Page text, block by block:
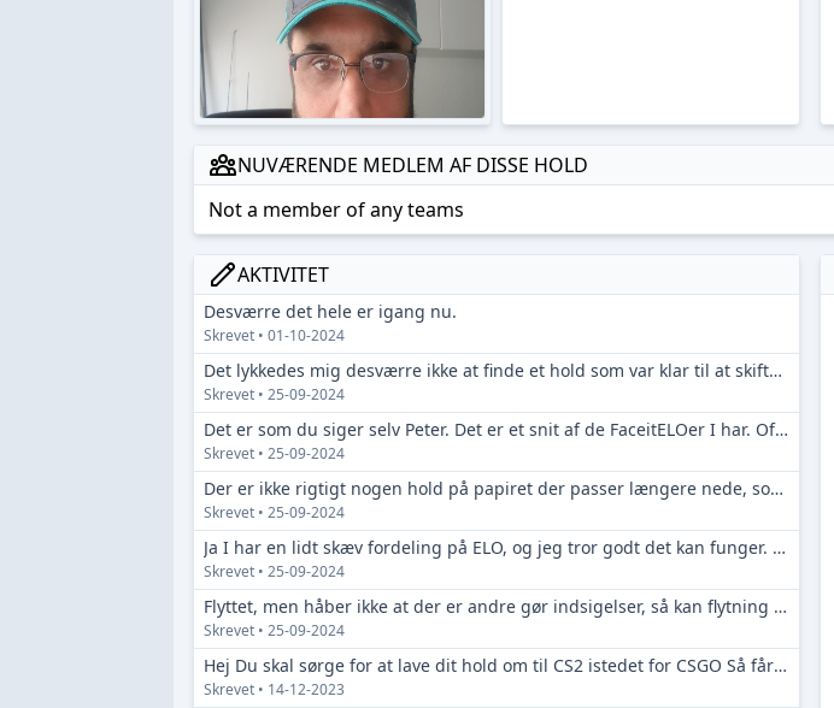
NUVÆRENDE MEDLEM AF DISSE HOLD
Not a member of any teams
AKTIVITET
Desværre det hele er igang nu.
Skrevet • 01-10-2024
Det lykkedes mig desværre ikke at finde et hold som var klar til at skifte i denne omgang :-(
Skrevet • 25-09-2024
Det er som du siger selv Peter. Det er et snit af de FaceitELOer I har. Oftest bliver snittet rykket lidt fordi man har en eller 2 spillere med høj elo. Og omvendt kan der også være spillere med eloer der trækker længere ned, end det som holdet selv opfatter sig som. Vi kan, i sådanne tilfælde, f.eks. stå i sådan en situation, at vi skal vurder om 2 meget gode spillere kan ændre en kamp for jer eller ej. Fordi det vil betyde noget for niveauet i hele gruppen som sådan.
Skrevet • 25-09-2024
Der er ikke rigtigt nogen hold på papiret der passer længere nede, som vi kan flytte op. Jeg prøver at forhøre mig
Skrevet • 25-09-2024
Ja I har en lidt skæv fordeling på ELO, og jeg tror godt det kan funger. I er flyttet ned til div3
Skrevet • 25-09-2024
Flyttet, men håber ikke at der er andre gør indsigelser, så kan flytning komme i klemme
Skrevet • 25-09-2024
Hej Du skal sørge for at lave dit hold om til CS2 istedet for CSGO Så får du adgang til tilmelding
Skrevet • 14-12-2023